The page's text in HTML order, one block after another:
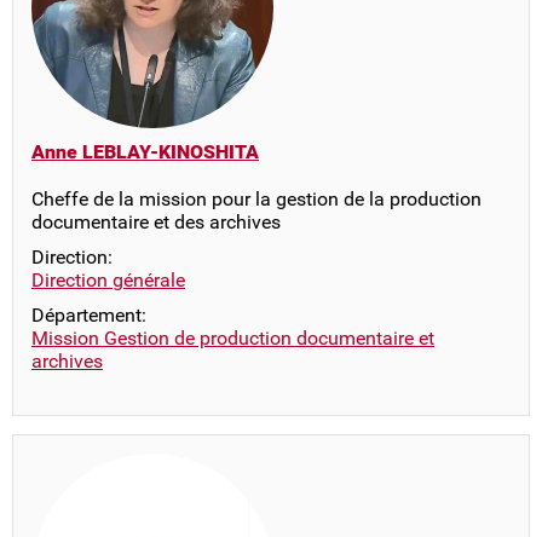
Anne LEBLAY-KINOSHITA
Cheffe de la mission pour la gestion de la production
documentaire et des archives
Direction:
Direction générale
Département:
Mission Gestion de production documentaire et
archives